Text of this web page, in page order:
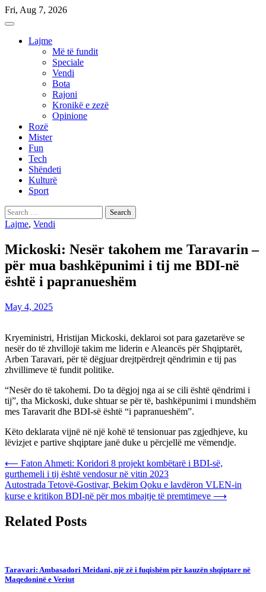
Skip
to
Fri, Aug 7, 2026
Lajme
Më të fundit
Speciale
Vendi
Bota
Rajoni
Kronikë e zezë
Opinione
Rozë
Mister
Fun
Tech
Shëndeti
Kulturë
Sport
Search
for:
Lajme, Vendi
Mickoski: Nesër takohem me Taravarin –
për mua bashkëpunimi i tij me BDI-në
është i papranueshëm
May 4, 2025
Kryeministri, Hristijan Mickoski, deklaroi sot para gazetarëve se
nesër do të zhvillojë takim me liderin e Aleancës për Shqiptarët,
Arben Taravari, për të dëgjuar drejtpërdrejt qëndrimin e tij pas
zhvillimeve të fundit politike.
“Nesër do të takohemi. Do ta dëgjoj nga ai se cili është qëndrimi i
tij”, tha Mickoski, duke shtuar se për të, bashkëpunimi i mundshëm
mes Taravarit dhe BDI-së është “i papranueshëm”.
Këto deklarata vijnë në një kohë të tensionuar pas zgjedhjeve, ku
lëvizjet e partive shqiptare janë duke u përcjellë me vëmendje.
Post
navigation
⟵ Faton Ahmeti: Koridori 8 projekt kombëtarë i BDI-së,
gurthemeli i tij është vendosur në vitin 2023
Autostrada Tetovë-Gostivar, Bekim Qoku e lavdëron VLEN-in
kurse e kritikon BDI-në për mos mbajtje të premtimeve ⟶
Related Posts
Taravari: Ambasadori Meidani, një zë i fuqishëm për kauzën shqiptare në
Maqedoninë e Veriut